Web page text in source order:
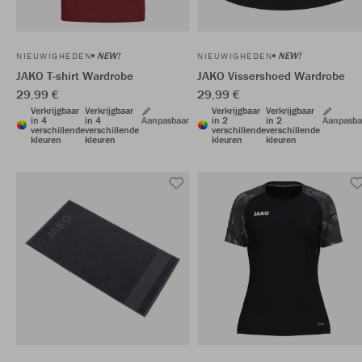
NIEUWIGHEDEN NEW!
JAKO T-shirt Wardrobe
29,99 €
Verkrijgbaar
in 4
verschillende
kleuren
Verkrijgbaar
in 4
verschillende
kleuren
Aanpasbaar
NIEUWIGHEDEN NEW!
JAKO Vissershoed Wardrobe
29,99 €
Verkrijgbaar
in 2
verschillende
kleuren
Verkrijgbaar
in 2
verschillende
kleuren